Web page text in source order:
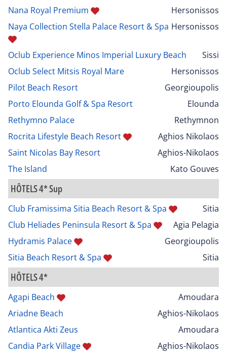
Nana Royal Premium
Hersonissos
Naya Collection Stella Palace Resort & Spa Hersonissos
Oclub Experience Minos Imperial Luxury Beach
Sissi
Oclub Select Mitsis Royal Mare
Hersonissos
Pilot Beach Resort
Georgioupolis
Porto Elounda Golf & Spa Resort
Elounda
Rethymno Palace
Rethymnon
Rocrita Lifestyle Beach Resort
Aghios Nikolaos
Saint Nicolas Bay Resort
Aghios-Nikolaos
The Island
Kato Gouves
HÔTELS 4* Sup
Club Framissima Sitia Beach Resort & Spa
Sitia
Club Heliades Peninsula Resort & Spa
Agia Pelagia
Hydramis Palace
Georgioupolis
Sitia Beach Resort & Spa
Sitia
HÔTELS 4*
Agapi Beach
Amoudara
Ariadne Beach
Aghios-Nikolaos
Atlantica Akti Zeus
Amoudara
Candia Park Village
Aghios-Nikolaos